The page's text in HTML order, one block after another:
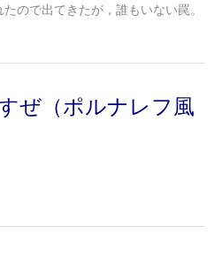
ので出てきたが，誰もいない罠。
ぜ（ポルナレフ風